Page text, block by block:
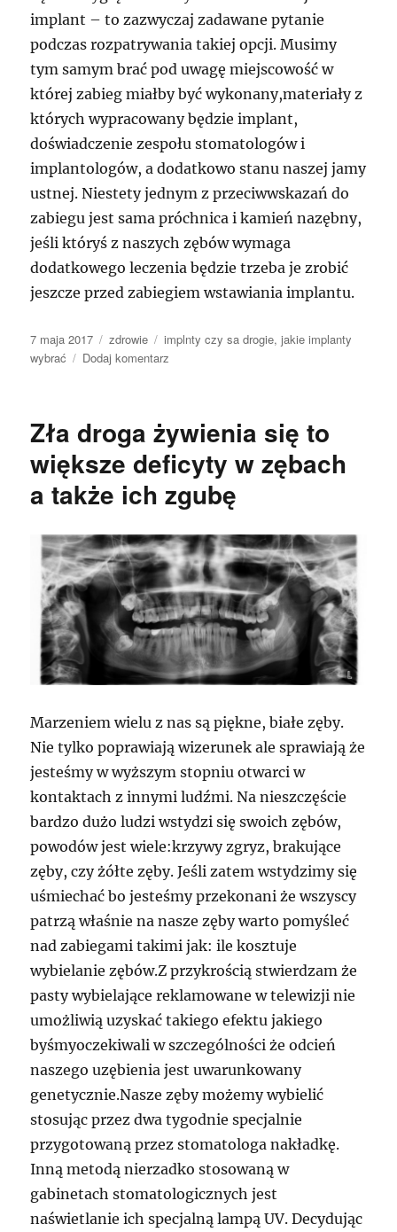
implant – to zazwyczaj zadawane pytanie
podczas rozpatrywania takiej opcji. Musimy
tym samym brać pod uwagę miejscowość w
której zabieg miałby być wykonany,materiały z
których wypracowany będzie implant,
doświadczenie zespołu stomatologów i
implantologów, a dodatkowo stanu naszej jamy
ustnej. Niestety jednym z przeciwwskazań do
zabiegu jest sama próchnica i kamień nazębny,
jeśli któryś z naszych zębów wymaga
dodatkowego leczenia będzie trzeba je zrobić
jeszcze przed zabiegiem wstawiania implantu.
Data
publikacji
7 maja 2017 Kategorie
zdrowie Tagi
implnty czy sa drogie,jakie implanty
wybrać
Dodaj komentarz
się
to
większe
niedostatki
w
ustnej
a
również
ich
zgubę
Zła droga żywienia się to
większe deficyty w zębach
a także ich zgubę
Marzeniem wielu z nas są piękne, białe zęby.
Nie tylko poprawiają wizerunek ale sprawiają że
jesteśmy w wyższym stopniu otwarci w
kontaktach z innymi ludźmi. Na nieszczęście
bardzo dużo ludzi wstydzi się swoich zębów,
powodów jest wiele:krzywy zgryz, brakujące
zęby, czy żółte zęby. Jeśli zatem wstydzimy się
uśmiechać bo jesteśmy przekonani że wszyscy
patrzą właśnie na nasze zęby warto pomyśleć
nad zabiegami takimi jak: ile kosztuje
wybielanie zębów.Z przykrością stwierdzam że
pasty wybielające reklamowane w telewizji nie
umożliwią uzyskać takiego efektu jakiego
byśmyoczekiwali w szczególności że odcień
naszego uzębienia jest uwarunkowany
genetycznie.Nasze zęby możemy wybielić
stosując przez dwa tygodnie specjalnie
przygotowaną przez stomatologa nakładkę.
Inną metodą nierzadko stosowaną w
gabinetach stomatologicznych jest
naświetlanie ich specjalną lampą UV. Decydując